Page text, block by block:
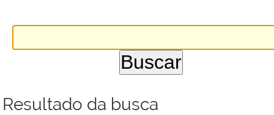
Resultado da busca